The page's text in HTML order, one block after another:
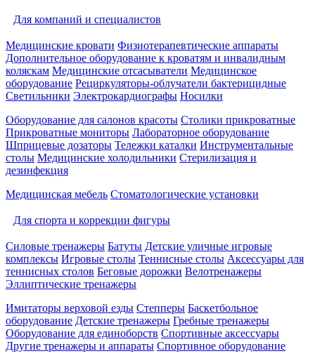
Для компаний и специалистов
Медицинские кровати Физиотерапевтические аппараты
Дополнительное оборудование к кроватям и инвалидным
коляскам Медицинские отсасыватели Медицинское
оборудование Рециркуляторы-облучатели бактерицидные
Светильники Электрокардиографы Носилки
Оборудование для салонов красоты Столики прикроватные
Прикроватные мониторы Лабораторное оборудование
Шприцевые дозаторы Тележки каталки Инструментальные
столы Медицинские холодильники Стерилизация и
дезинфекция
Медицинская мебель Стоматологические установки
Для спорта и коррекции фигуры
Силовые тренажеры Батуты Детские уличные игровые
комплексы Игровые столы Теннисные столы Аксессуары для
теннисных столов Беговые дорожки Велотренажеры
Эллиптические тренажеры
Имитаторы верховой езды Степперы Баскетбольное
оборудование Детские тренажеры Гребные тренажеры
Оборудование для единоборств Спортивные аксессуары
Другие тренажеры и аппараты Спортивное оборудование